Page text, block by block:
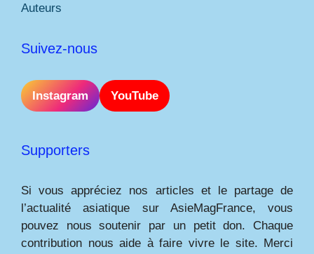
Auteurs
Suivez-nous
Instagram YouTube
Supporters
Si vous appréciez nos articles et le partage de
l’actualité asiatique sur AsieMagFrance, vous
pouvez nous soutenir par un petit don. Chaque
contribution nous aide à faire vivre le site. Merci